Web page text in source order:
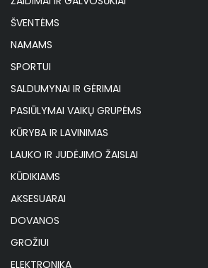
ŠVENTĖMS
NAMAMS
SPORTUI
SALDUMYNAI IR GĖRIMAI
PASIŪLYMAI VAIKŲ GRUPĖMS
KŪRYBA IR LAVINIMAS
LAUKO IR JUDĖJIMO ŽAISLAI
KŪDIKIAMS
AKSESUARAI
DOVANOS
GROŽIUI
ELEKTRONIKA